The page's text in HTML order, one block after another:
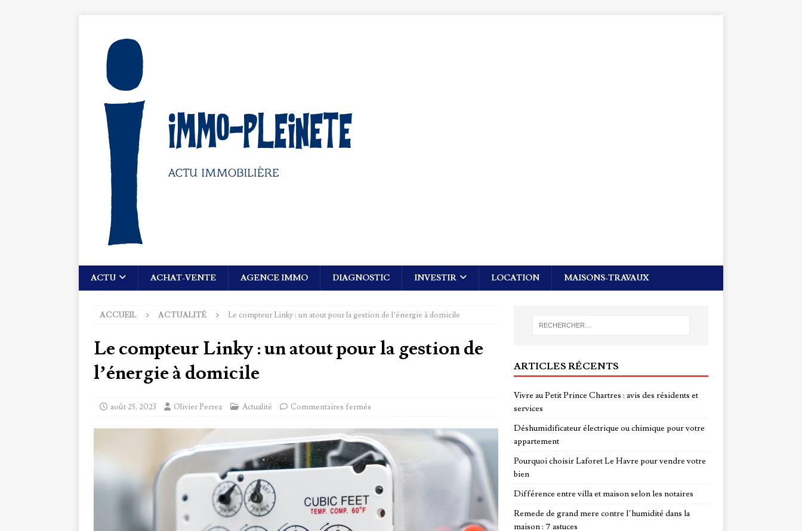
ACTU ACHAT-VENTE AGENCE IMMO DIAGNOSTIC INVESTIR LOCATION MAISONS-TRAVAUX
ACCUEIL ACTUALITÉ Le compteur Linky : un atout pour la gestion de l’énergie à domicile
Le compteur Linky : un atout pour la gestion de
l’énergie à domicile
août 25, 2023 Olivier Perrez Actualité Commentaires fermés
ARTICLES RÉCENTS
Vivre au Petit Prince Chartres : avis des résidents et
services
Déshumidificateur électrique ou chimique pour votre
appartement
Pourquoi choisir Laforet Le Havre pour vendre votre
bien
Différence entre villa et maison selon les notaires
Remede de grand mere contre l’humidité dans la
maison : 7 astuces